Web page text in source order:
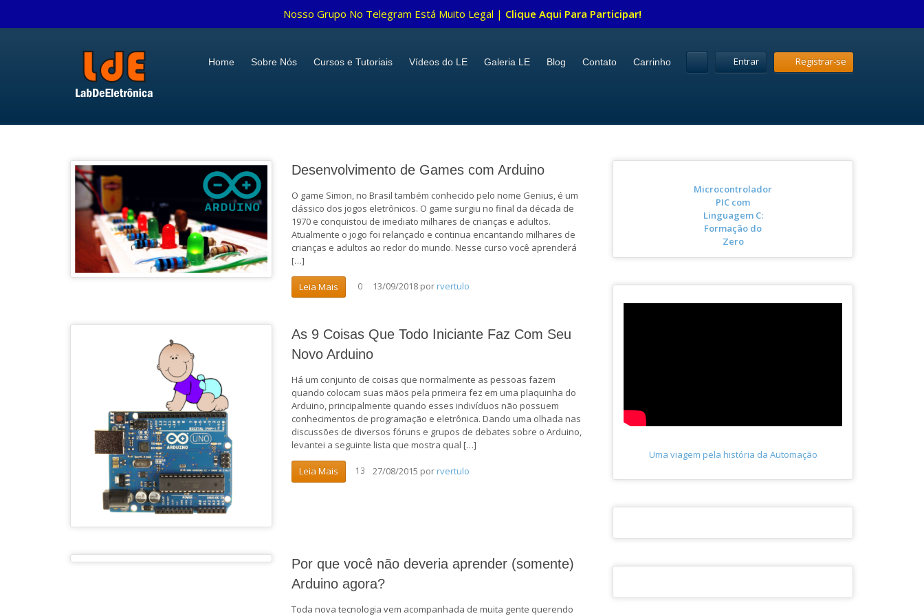
Entrar Registrar-se
Home Sobre Nós Cursos e Tutoriais Vídeos do LE Galeria LE Blog Contato Carrinho
Desenvolvimento de Games com Arduino
O game Simon, no Brasil também conhecido pelo nome Genius, é um
clássico dos jogos eletrônicos. O game surgiu no final da década de
1970 e conquistou de imediato milhares de crianças e adultos.
Atualmente o jogo foi relançado e continua encantando milhares de
crianças e adultos ao redor do mundo. Nesse curso você aprenderá
[…]
Leia Mais 0 13/09/2018 por rvertulo
As 9 Coisas Que Todo Iniciante Faz Com Seu
Novo Arduino
Há um conjunto de coisas que normalmente as pessoas fazem
quando colocam suas mãos pela primeira fez em uma plaquinha do
Arduino, principalmente quando esses indivíduos não possuem
conhecimentos de programação e eletrônica. Dando uma olhada nas
discussões de diversos fóruns e grupos de debates sobre o Arduino,
levantei a seguinte lista que mostra qual […]
Leia Mais 13 27/08/2015 por rvertulo
Por que você não deveria aprender (somente)
Arduino agora?
Toda nova tecnologia vem acompanhada de muita gente querendo
Microcontrolador
PIC com
Linguagem C:
Formação do
Zero
Uma viagem pela história da Automação
Nosso Grupo No Telegram Está Muito Legal | Clique Aqui Para Participar!